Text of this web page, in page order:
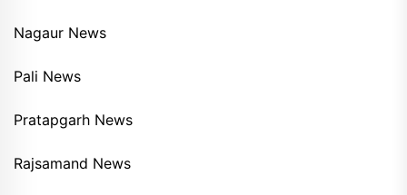
Nagaur News
Pali News
Pratapgarh News
Rajsamand News